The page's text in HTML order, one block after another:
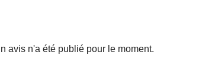
avis n'a été publié pour le moment.